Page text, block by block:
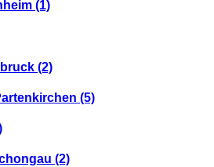
(1)
(2)
(5)
(2)